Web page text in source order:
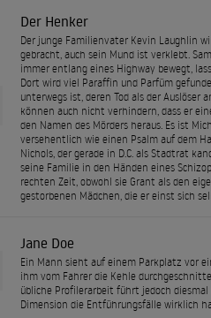
Der Henker
Der junge Familienvater Kevin Laughlin
gebracht, auch sein Mund ist verklebt.
immer entlang eines Highway bewegt,
Dort wird viel Paraffin und Parfüm
unterwegs ist, deren Tod als der
können auch nicht verhindern, dass er
den Namen des Mörders heraus. Es ist
versehentlich wie einen Psalm auf dem
Nichols, der gerade in D.C. als Stadtrat
seine Familie in den Händen eines
rechten Zeit, obwohl sie Grant als den
gestorbenen Mädchen, die er einst sich
Jane Doe
Ein Mann sieht auf einem Parkplatz vor
ihm vom Fahrer die Kehle
übliche Profilerarbeit führt jedoch
Dimension die Entführungsfälle wirklich